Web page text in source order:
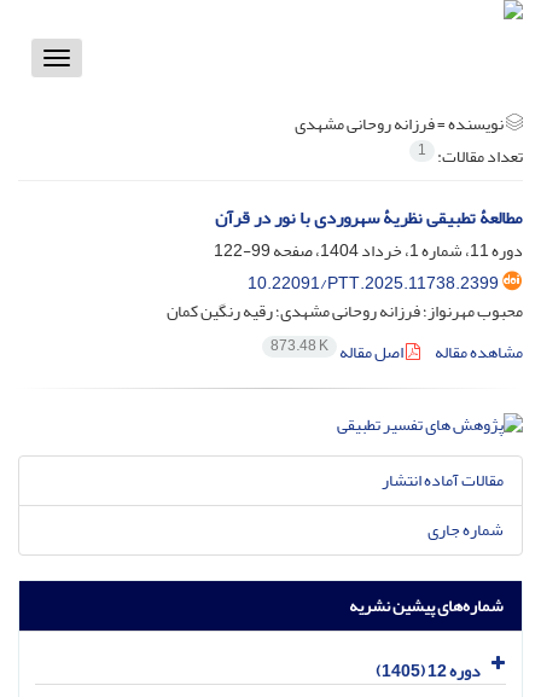
Toggle
نویسنده =فرزانه روحانی مشهدی
تعداد مقالات: 1
مطالعۀ تطبیقی نظریۀ سهروردی با نور در قرآن
دوره 11، شماره 1، خرداد 1404، صفحه
99-122
10.22091/PTT.2025.11738.2399
محبوب مهرنواز؛ فرزانه روحانی مشهدی؛ رقیه رنگین کمان
مشاهده مقاله
اصل مقاله 873.48 K
مقالات آماده انتشار
شماره جاری
شماره‌های پیشین نشریه
دوره 12 (1405)